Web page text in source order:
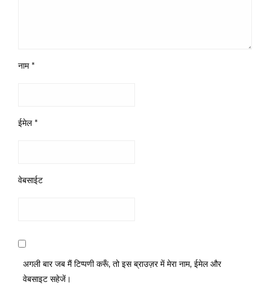
नाम *
ईमेल *
वेबसाईट
अगली बार जब मैं टिप्पणी करूँ, तो इस ब्राउज़र में मेरा नाम, ईमेल और
वेबसाइट सहेजें।